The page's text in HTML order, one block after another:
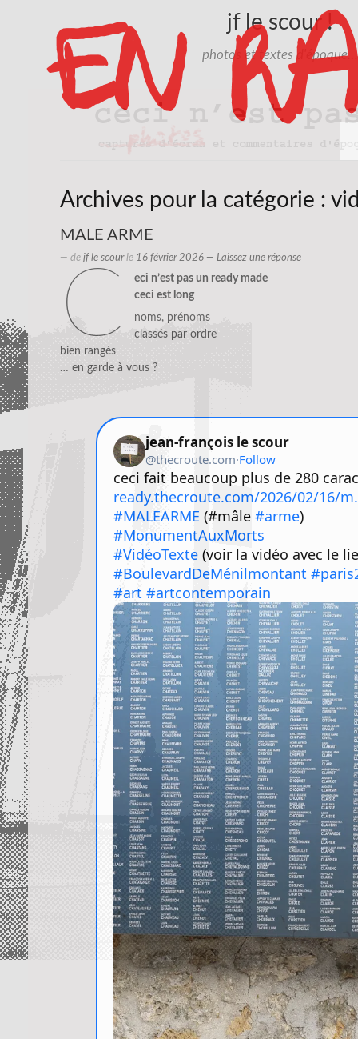
jf le scour !
photos et textes d'époque…
Archives pour la catégorie :
MALE ARME
— de jf le scourle 16 février 2026 — Laissez une réponse
c
eci n’est pas un ready made
ceci est long
noms, prénoms
classés par ordre
bien rangés
… en garde à vous ?